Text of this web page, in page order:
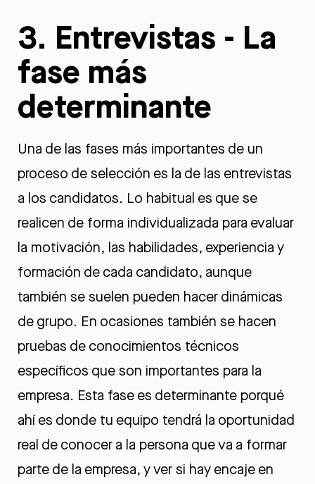
3. Entrevistas - La
fase más
determinante
Una de las fases más importantes de un
proceso de selección es la de las entrevistas
a los candidatos. Lo habitual es que se
realicen de forma individualizada para evaluar
la motivación, las habilidades, experiencia y
formación de cada candidato, aunque
también se suelen pueden hacer dinámicas
de grupo. En ocasiones también se hacen
pruebas de conocimientos técnicos
específicos que son importantes para la
empresa. Esta fase es determinante porqué
ahí es donde tu equipo tendrá la oportunidad
real de conocer a la persona que va a formar
parte de la empresa, y ver si hay encaje en